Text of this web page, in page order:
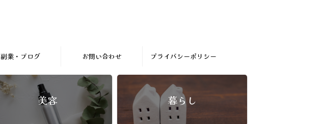
副業・ブログ お問い合わせ プライバシーポリシー
美容 暮らし